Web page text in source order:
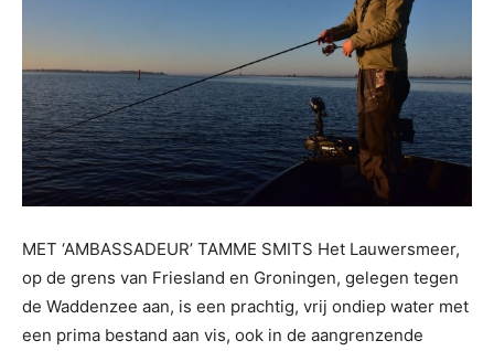
MET ‘AMBASSADEUR’ TAMME SMITS Het Lauwersmeer,
op de grens van Friesland en Groningen, gelegen tegen
de Waddenzee aan, is een prachtig, vrij ondiep water met
een prima bestand aan vis, ook in de aangrenzende